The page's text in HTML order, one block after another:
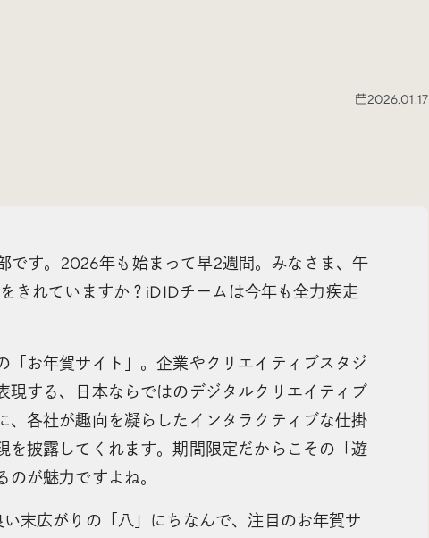
2026.01.17
です。2026年も始まって早2週間。みなさま、午
きれていますか？iDIDチームは今年も全力疾走
「お年賀サイト」。企業やクリエイティブスタジ
現する、日本ならではのデジタルクリエイティブ
、各社が趣向を凝らしたインタラクティブな仕掛
を披露してくれます。期間限定だからこその「遊
が魅力ですよね。
末広がりの「八」にちなんで、注目のお年賀サ